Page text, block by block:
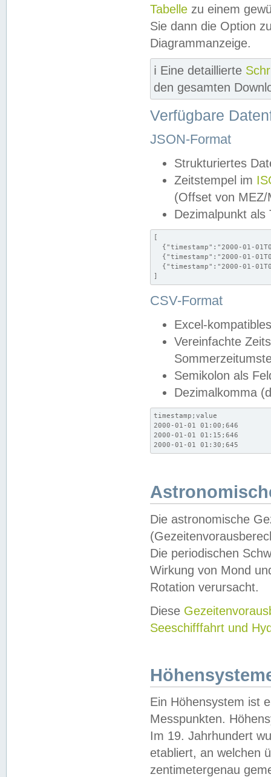
Tabelle zu einem
Sie dann die Option
Diagrammanzeige.
ℹ️ Eine detaillierte
den gesamten
Verfügbare
JSON-Format
Strukturiertes
Zeitstempel im
(Offset von MEZ/
Dezimalpunkt als
[
{"timestamp":"2000-01-
{"timestamp":"2000-01-
{"timestamp":"2000-01-
]
CSV-Format
Excel-
Vereinfachte
Semikolon als
Dezimalkomma
timestamp;value
2000-01-01 01:00;646
2000-01-01 01:15;646
2000-01-01 01:30;645
Die astronomische
Die periodischen
Wirkung von Mond
Rotation verursacht.
Diese
Seeschifffahrt und
Ein Höhensystem ist
Messpunkten.
Im 19. Jahrhundert
etabliert, an welchen
zentimetergenau